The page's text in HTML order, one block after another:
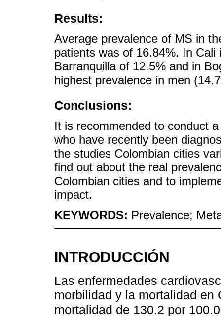
Results:
Average prevalence of MS in
patients was of 16.84%. In
Barranquilla of 12.5% and in
highest prevalence in men
Conclusions:
It is recommended to conduct
who have recently been
the studies Colombian cities
find out about the real
Colombian cities and to
impact.
KEYWORDS: Prevalence;
INTRODUCCIÓN
Las enfermedades
morbilidad y la mortalidad en
mortalidad de 130.2 por